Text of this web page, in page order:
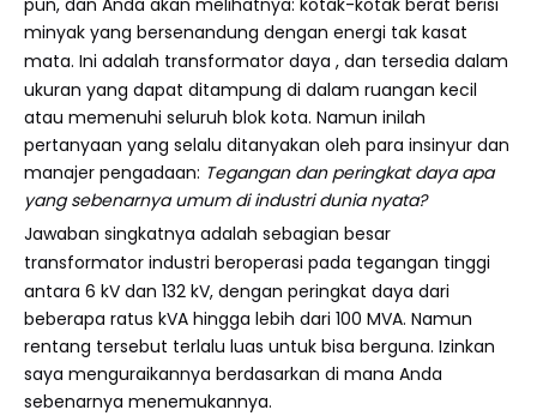
pun, dan Anda akan melihatnya: kotak-kotak berat berisi
minyak yang bersenandung dengan energi tak kasat
mata. Ini adalah transformator daya , dan tersedia dalam
ukuran yang dapat ditampung di dalam ruangan kecil
atau memenuhi seluruh blok kota. Namun inilah
pertanyaan yang selalu ditanyakan oleh para insinyur dan
manajer pengadaan: Tegangan dan peringkat daya apa
yang sebenarnya umum di industri dunia nyata?
Jawaban singkatnya adalah sebagian besar
transformator industri beroperasi pada tegangan tinggi
antara 6 kV dan 132 kV, dengan peringkat daya dari
beberapa ratus kVA hingga lebih dari 100 MVA. Namun
rentang tersebut terlalu luas untuk bisa berguna. Izinkan
saya menguraikannya berdasarkan di mana Anda
sebenarnya menemukannya.